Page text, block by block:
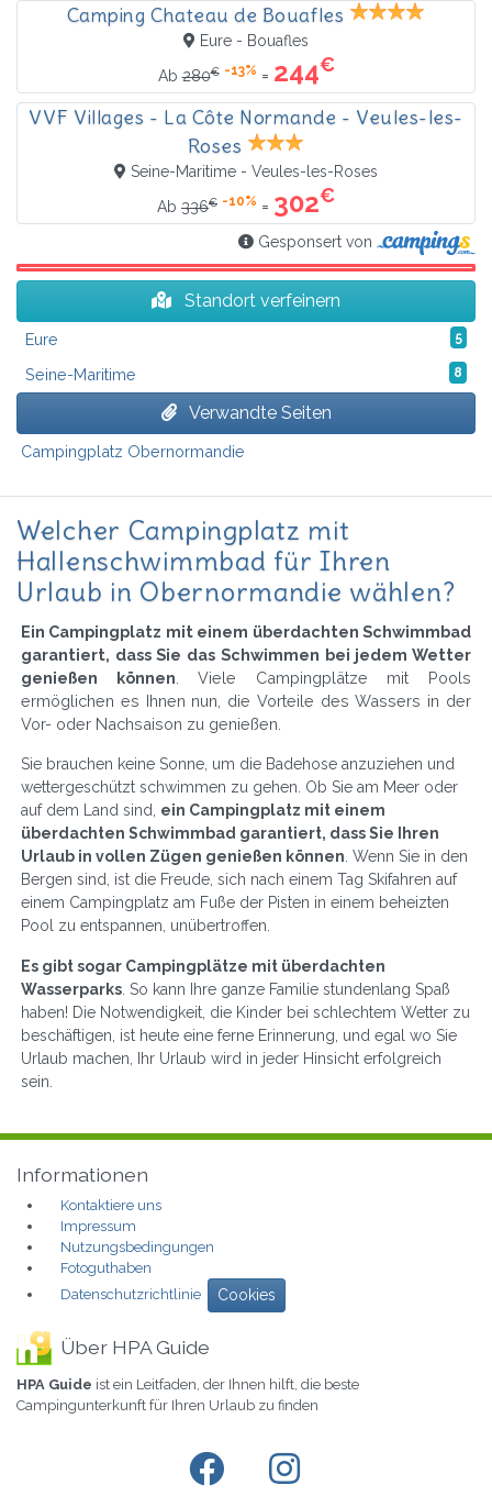
Camping Chateau de Bouafles
Eure - Bouafles
Ab280€ -13% = 244€
VVF Villages - La Côte Normande - Veules-les-
Roses
Seine-Maritime - Veules-les-Roses
Ab 336€ -10% = 302€
Gesponsert von
Standort verfeinern
Eure 5
Seine-Maritime 8
Verwandte Seiten
Campingplatz Obernormandie
Welcher Campingplatz mit
Hallenschwimmbad für Ihren
Urlaub in Obernormandie wählen?
Ein Campingplatz mit einem überdachten Schwimmbad
garantiert, dass Sie das Schwimmen bei jedem Wetter
genießen können . Viele Campingplätze mit Pools
ermöglichen es Ihnen nun, die Vorteile des Wassers in der
Vor- oder Nachsaison zu genießen.
Sie brauchen keine Sonne, um die Badehose anzuziehen und
wettergeschützt schwimmen zu gehen. Ob Sie am Meer oder
auf dem Land sind, ein Campingplatz mit einem
überdachten Schwimmbad garantiert, dass Sie Ihren
Urlaub in vollen Zügen genießen können . Wenn Sie in den
Bergen sind, ist die Freude, sich nach einem Tag Skifahren auf
einem Campingplatz am Fuße der Pisten in einem beheizten
Pool zu entspannen, unübertroffen.
Es gibt sogar Campingplätze mit überdachten
Wasserparks . So kann Ihre ganze Familie stundenlang Spaß
haben! Die Notwendigkeit, die Kinder bei schlechtem Wetter zu
beschäftigen, ist heute eine ferne Erinnerung, und egal wo Sie
Urlaub machen, Ihr Urlaub wird in jeder Hinsicht erfolgreich
sein.
Informationen
Kontaktiere uns
Impressum
Nutzungsbedingungen
Fotoguthaben
Datenschutzrichtlinie
Cookies
Über HPA Guide
HPA Guide ist ein Leitfaden, der Ihnen hilft, die beste
Campingunterkunft für Ihren Urlaub zu finden